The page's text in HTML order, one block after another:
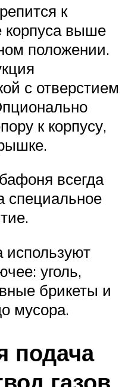
к
корпуса выше
положении.
с отверстием
к корпусу,
всегда
специальное
используют
уголь,
брикеты и
мусора.
подача